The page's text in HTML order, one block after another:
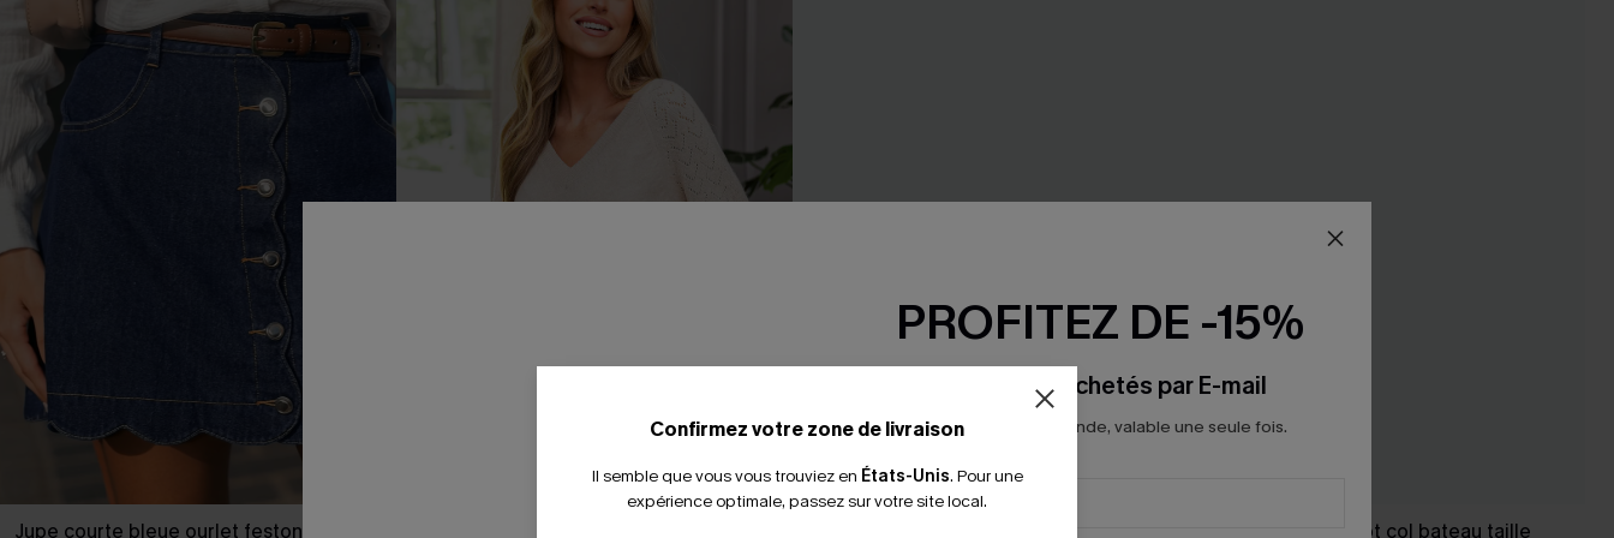
Jupe courte bleue ourlet festonné Pull crème en tricot col bateau taille
Confirmez votre zone de livraison
Il semble que vous vous trouviez en États-Unis. Pour une
expérience optimale, passez sur votre site local.
PROFITEZ DE -15%
-15% dès 2 Achetés par E-mail
*Un code par commande, valable une seule fois.